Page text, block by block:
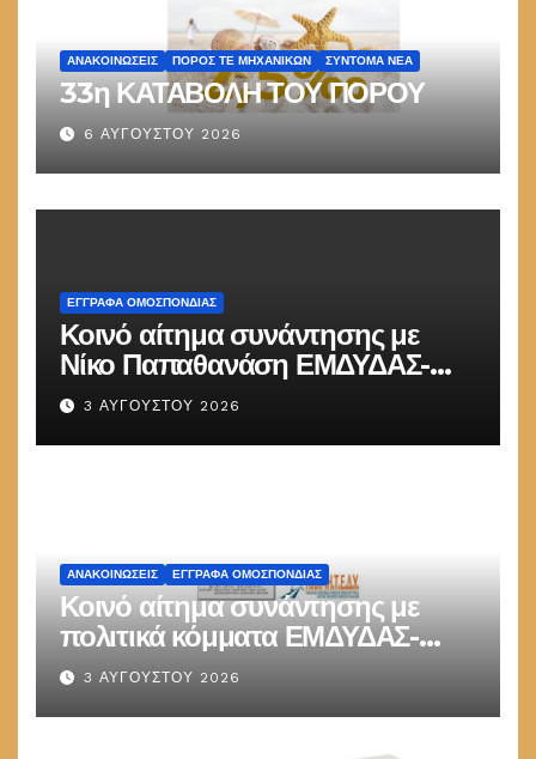
ΑΝΑΚΟΙΝΏΣΕΙΣ ΠΌΡΟΣ ΤΕ ΜΗΧΑΝΙΚΏΝ ΣΎΝΤΟΜΑ ΝΈΑ
33η ΚΑΤΑΒΟΛΗ ΤΟΥ ΠΟΡΟΥ
6 ΑΥΓΟΎΣΤΟΥ 2026
ΕΓΓΡΑΦΑ ΟΜΟΣΠΟΝΔΙΑΣ
Κοινό αίτημα συνάντησης με
Νίκο Παπαθανάση ΕΜΔΥΔΑΣ-
ΠΟΜΗΤΕΔΥ
3 ΑΥΓΟΎΣΤΟΥ 2026
ΑΝΑΚΟΙΝΏΣΕΙΣ ΕΓΓΡΑΦΑ ΟΜΟΣΠΟΝΔΙΑΣ
Κοινό αίτημα συνάντησης με
πολιτικά κόμματα ΕΜΔΥΔΑΣ-
ΠΟΜΗΤΕΔΥ
3 ΑΥΓΟΎΣΤΟΥ 2026